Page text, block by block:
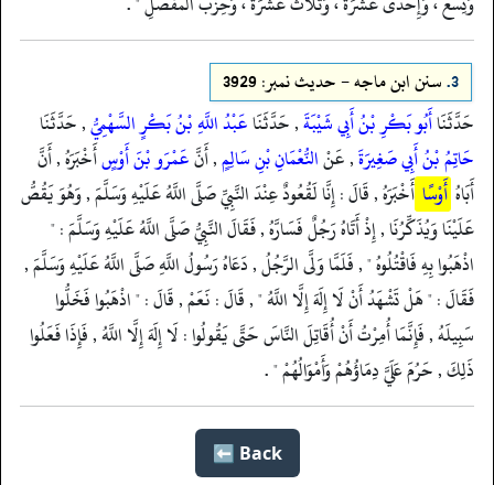
3. سنن ابن ماجه - حدیث نمبر: 3929
حَدَّثَنَاأَبُو بَكْرِ بْنُ أَبِي شَيْبَةَ, حَدَّثَنَاعَبْدُ اللَّهِ بْنُ بَكْرٍ السَّهْمِيُّ, حَدَّثَنَا
حَاتِمُ بْنُ أَبِي صَغِيرَةَ, عَنْالنُّعْمَانِ بْنِ سَالِمٍ, أَنَّعَمْرَو بْنَ أَوْسٍأَخْبَرَهُ , أَنَّ
أَبَاهُ أَوْسًا أَخْبَرَهُ , قَالَ : إِنَّا لَقُعُودٌ عِنْدَ النَّبِيِّ صَلَّى اللَّهُ عَلَيْهِ وَسَلَّمَ , وَهُوَ يَقُصُّ
عَلَيْنَا وَيُذَكِّرُنَا , إِذْ أَتَاهُ رَجُلٌ فَسَارَّهُ , فَقَالَ النَّبِيُّ صَلَّى اللَّهُ عَلَيْهِ وَسَلَّمَ : "
اذْهَبُوا بِهِ فَاقْتُلُوهُ " , فَلَمَّا وَلَّى الرَّجُلُ , دَعَاهُ رَسُولُ اللَّهِ صَلَّى اللَّهُ عَلَيْهِ وَسَلَّمَ ,
فَقَالَ : " هَلْ تَشْهَدُ أَنْ لَا إِلَهَ إِلَّا اللَّهُ " , قَالَ : نَعَمْ , قَالَ : " اذْهَبُوا فَخَلُّوا
سَبِيلَهُ , فَإِنَّمَا أُمِرْتُ أَنْ أُقَاتِلَ النَّاسَ حَتَّى يَقُولُوا : لَا إِلَهَ إِلَّا اللَّهُ , فَإِذَا فَعَلُوا
ذَلِكَ , حَرُمَ عَلَيَّ دِمَاؤُهُمْ وَأَمْوَالُهُمْ " .
Back ⬅️